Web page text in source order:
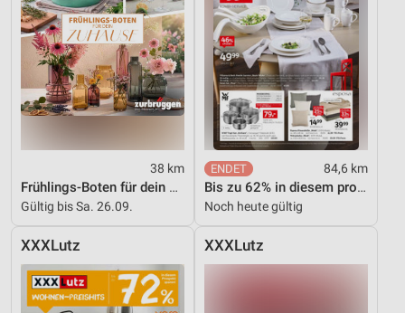
38 km
Frühlings-Boten für dein Zuhause
Gültig bis Sa. 26.09.
84,6 km
Bis zu 62% in diesem prospekt
Noch heute gültig
XXXLutz XXXLutz